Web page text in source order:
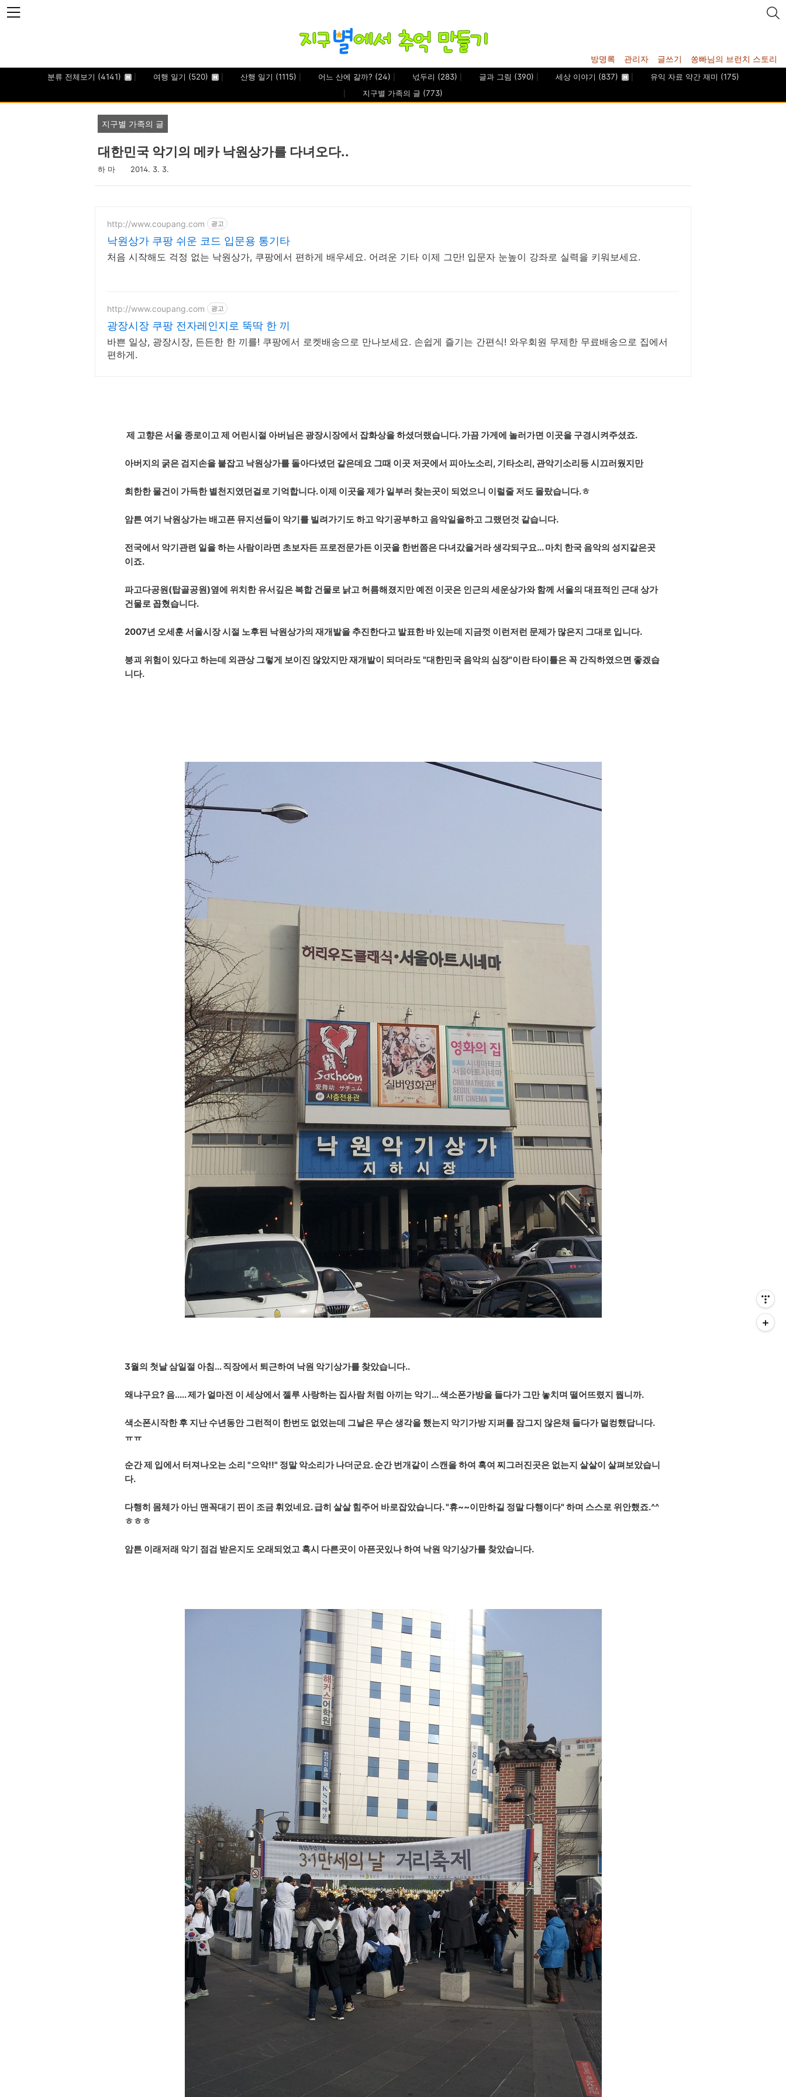
본문 바로가기
방명록 관리자 글쓰기 쏭빠님의 브런치 스토리
분류 전체보기 (4141) 여행 일기 (520) 산행 일기 (1115) 어느 산에 갈까? (24) 넋두리 (283) 글과 그림 (390) 세상 이야기 (837) 유익 자료 약간 재미 (175)
지구별 가족의 글 (773)
지구별 가족의 글
대한민국 악기의 메카 낙원상가를 다녀오다..
하 마 2014. 3. 3.
http://www.coupang.com 광고
낙원상가 쿠팡 쉬운 코드 입문용 통기타
처음 시작해도 걱정 없는 낙원상가, 쿠팡에서 편하게 배우세요. 어려운 기타 이제 그만! 입문자 눈높이 강좌로 실력을 키워보세요.
http://www.coupang.com 광고
광장시장 쿠팡 전자레인지로 뚝딱 한 끼
바쁜 일상, 광장시장, 든든한 한 끼를! 쿠팡에서 로켓배송으로 만나보세요. 손쉽게 즐기는 간편식! 와우회원 무제한 무료배송으로 집에서
편하게.
제 고향은 서울 종로이고 제 어린시절 아버님은 광장시장에서 잡화상을 하셨더랬습니다. 가끔 가게에 놀러가면 이곳을 구경시켜주셨죠.
아버지의 굵은 검지손을 붙잡고 낙원상가를 돌아다녔던 같은데요 그때 이곳 저곳에서 피아노소리, 기타소리, 관악기소리등 시끄러웠지만
희한한 물건이 가득한 별천지였던걸로 기억합니다. 이제 이곳을 제가 일부러 찾는곳이 되었으니 이럴줄 저도 몰랐습니다.ㅎ
암튼 여기 낙원상가는 배고픈 뮤지션들이 악기를 빌려가기도 하고 악기공부하고 음악일을하고 그랬던것 같습니다.
전국에서 악기관련 일을 하는 사람이라면 초보자든 프로전문가든 이곳을 한번쯤은 다녀갔을거라 생각되구요... 마치 한국 음악의 성지같은곳
이죠.
파고다공원(탑골공원)옆에 위치한 유서깊은 복합 건물로 낡고 허름해졌지만 예전 이곳은 인근의 세운상가와 함께 서울의 대표적인 근대 상가
건물로 꼽혔습니다.
2007년 오세훈 서울시장 시절 노후된 낙원상가의 재개발을 추진한다고 발표한 바 있는데 지금껏 이런저런 문제가 많은지 그대로 입니다.
붕괴 위험이 있다고 하는데 외관상 그렇게 보이진 않았지만 재개발이 되더라도 "대한민국 음악의 심장"이란 타이틀은 꼭 간직하였으면 좋겠습
니다.
3월의 첫날 삼일절 아침... 직장에서 퇴근하여 낙원 악기상가를 찾았습니다..
왜냐구요? 음..... 제가 얼마전 이 세상에서 젤루 사랑하는 집사람 처럼 아끼는 악기... 색소폰가방을 들다가 그만 놓치며 떨어뜨렸지 뭡니까.
색소폰시작한 후 지난 수년동안 그런적이 한번도 없었는데 그날은 무슨 생각을 했는지 악기가방 지퍼를 잠그지 않은채 들다가 덜컹했답니다.
ㅠㅠ
순간 제 입에서 터져나오는 소리 "으악!!" 정말 악소리가 나더군요. 순간 번개같이 스캔을 하여 혹여 찌그러진곳은 없는지 샅샅이 살펴보았습니
다.
다행히 몸체가 아닌 맨꼭대기 핀이 조금 휘었네요. 급히 살살 힘주어 바로잡았습니다. "휴~~이만하길 정말 다행이다" 하며 스스로 위안했죠.^^
ㅎㅎㅎ
암튼 이래저래 악기 점검 받은지도 오래되었고 혹시 다른곳이 아픈곳있나 하여 낙원 악기상가를 찾았습니다.